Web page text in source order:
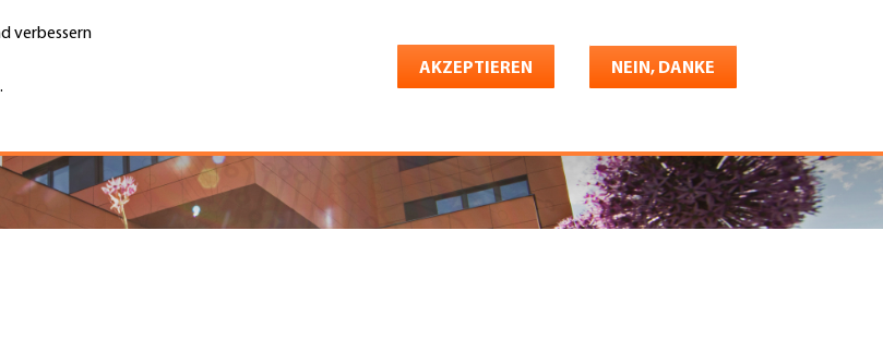
verbessern
AKZEPTIEREN NEIN, DANKE
Top
Menu
Jobs & Karriere Shop Konto Deutsch